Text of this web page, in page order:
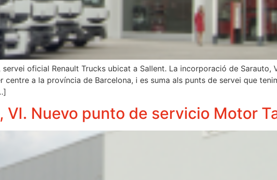
oficial Renault Trucks ubicat a Sallent. La incorporació de Sarauto,
centre a la província de Barcelona, ​​i es suma als punts de servei que
VI. Nuevo punto de servicio Motor